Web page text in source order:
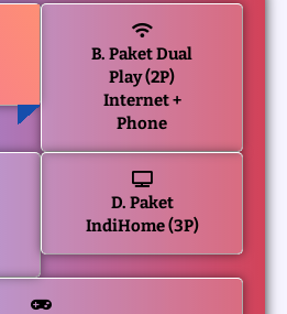
B. Paket Dual
Play (2P)
Internet +
Phone
D. Paket
IndiHome (3P)